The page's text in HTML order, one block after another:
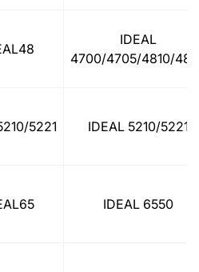
IDEAL
4700/4705/4810/
5221 IDEAL 5210/5221
IDEAL 6550